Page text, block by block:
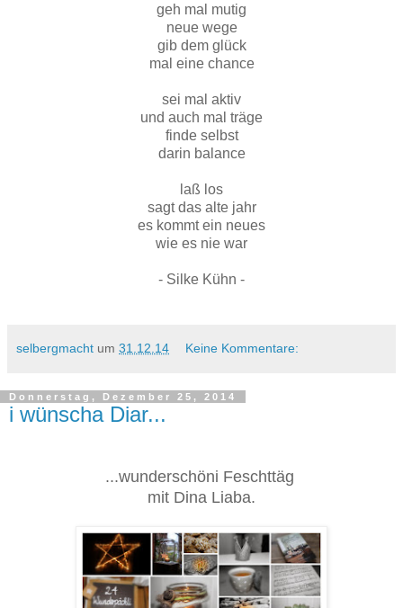
geh mal mutig
neue wege
gib dem glück
mal eine chance
sei mal aktiv
und auch mal träge
finde selbst
darin balance
laß los
sagt das alte jahr
es kommt ein neues
wie es nie war
- Silke Kühn -
selbergmacht um 31.12.14 Keine Kommentare:
Donnerstag, Dezember 25, 2014
i wünscha Diar...
...wunderschöni Feschttäg
mit Dina Liaba.